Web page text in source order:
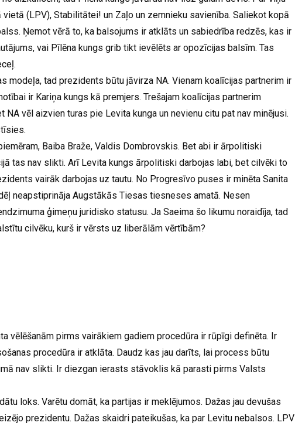
(LPV), Stabilitātei! un Zaļo un zemnieku savienība. Saliekot kopā
Ņemot vērā to, ka balsojums ir atklāts un sabiedrība redzēs, kas ir
vai Pīlēna kungs grib tikt ievēlēts ar opozīcijas balsīm. Tas
modeļa, tad prezidents būtu jāvirza NA. Vienam koalīcijas partnerim ir
ir Kariņa kungs kā premjers. Trešajam koalīcijas partnerim
NA vēl aizvien turas pie Levita kunga un nevienu citu pat nav minējusi.
Baiba Braže, Valdis Dombrovskis. Bet abi ir ārpolitiski
tas nav slikti. Arī Levita kungs ārpolitiski darbojas labi, bet cilvēki to
vairāk darbojas uz tautu. No Progresīvo puses ir minēta Sanita
neapstiprināja Augstākās Tiesas tiesneses amatā. Nesen
ģimeņu juridisko statusu. Ja Saeima šo likumu noraidīja, tad
cilvēku, kurš ir vērsts uz liberālām vērtībām?
vēlēšanām pirms vairākiem gadiem procedūra ir rūpīgi definēta. Ir
procedūra ir atklāta. Daudz kas jau darīts, lai process būtu
nav slikti. Ir diezgan ierasts stāvoklis kā parasti pirms Valsts
loks. Varētu domāt, ka partijas ir meklējumos. Dažas jau devušas
prezidentu. Dažas skaidri pateikušas, ka par Levitu nebalsos. LPV